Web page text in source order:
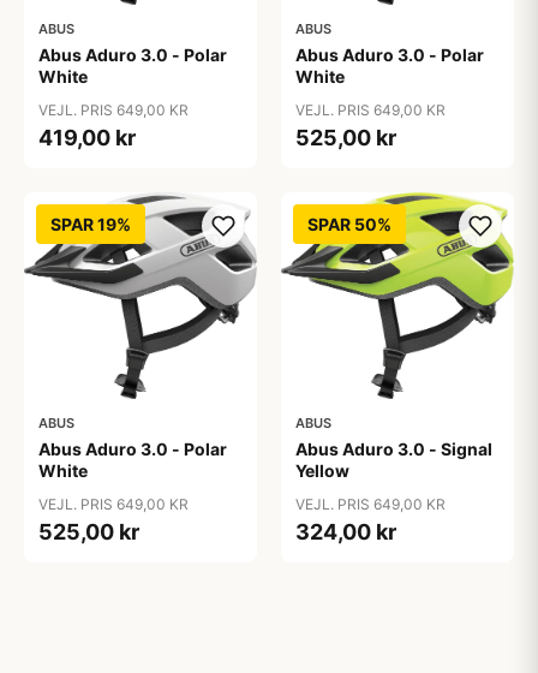
ABUS
Abus Aduro 3.0 - Polar
White
VEJL. PRIS 649,00 KR
419,00 kr
ABUS
Abus Aduro 3.0 - Polar
White
VEJL. PRIS 649,00 KR
525,00 kr
SPAR 19%
ABUS
Abus Aduro 3.0 - Polar
White
VEJL. PRIS 649,00 KR
525,00 kr
SPAR 50%
ABUS
Abus Aduro 3.0 - Signal
Yellow
VEJL. PRIS 649,00 KR
324,00 kr